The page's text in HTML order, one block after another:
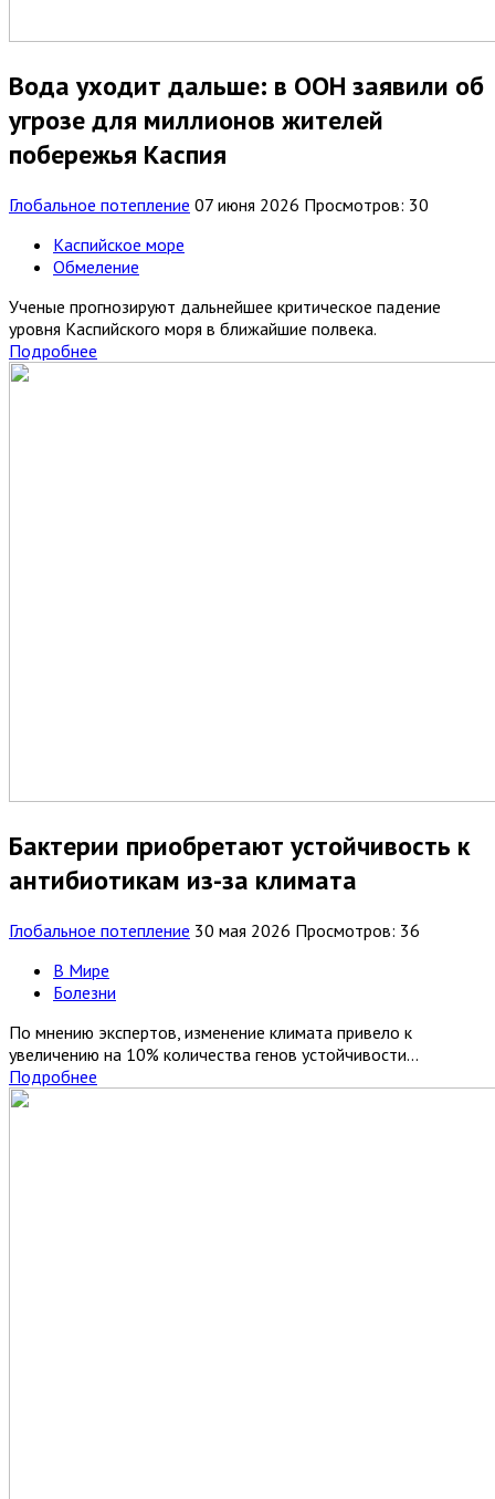
Вода уходит дальше: в ООН заявили об
угрозе для миллионов жителей
побережья Каспия
Глобальное потепление 07 июня 2026 Просмотров: 30
Каспийское море
Обмеление
Ученые прогнозируют дальнейшее критическое падение
уровня Каспийского моря в ближайшие полвека.
Подробнее
Бактерии приобретают устойчивость к
антибиотикам из-за климата
Глобальное потепление 30 мая 2026 Просмотров: 36
В Мире
Болезни
По мнению экспертов, изменение климата привело к
увеличению на 10% количества генов устойчивости...
Подробнее